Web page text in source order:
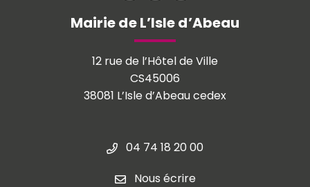
Mairie de L’Isle d’Abeau
12 rue de l’Hôtel de Ville
CS45006
38081 L’Isle d’Abeau cedex
04 74 18 20 00
Nous écrire